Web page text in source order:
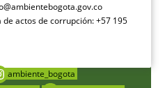
de actos de corrupción: +57 195
ambiente_bogota